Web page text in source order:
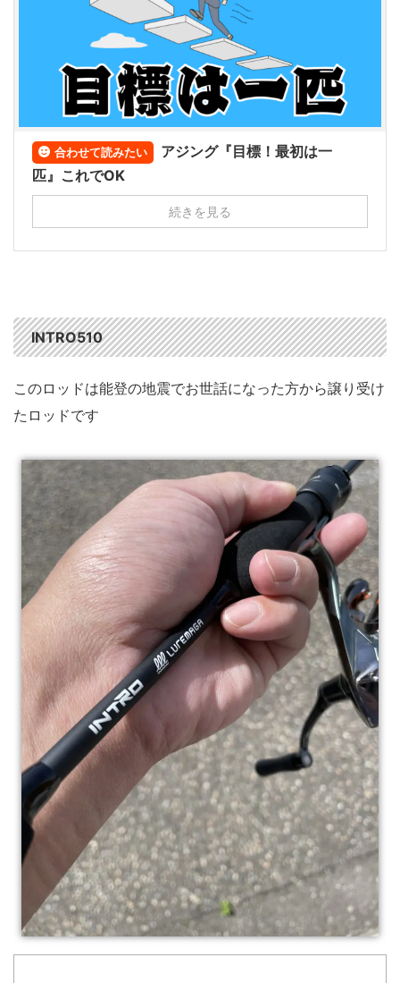
合わせて読みたい
アジング『目標！最初は一
匹』これでOK
続きを見る
INTRO510
このロッドは能登の地震でお世話になった方から譲り受け
たロッドです